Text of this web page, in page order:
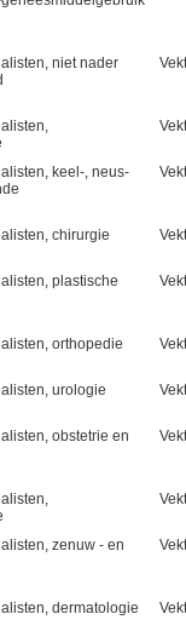
niet nader
keel-, neus-
chirurgie
plastische
orthopedie
urologie
obstetrie en
zenuw - en
dermatologie